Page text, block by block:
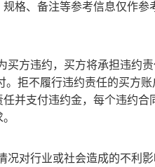
格、备注等参考信息仅作
买方违约，买方将承担违约
。拒不履行违约责任的买方
并支付违约金，每个违约
况对行业或社会造成的不利